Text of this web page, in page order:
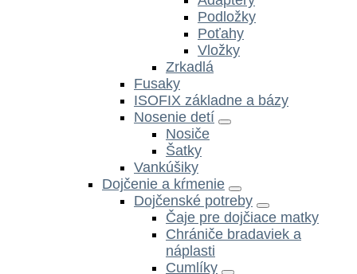
Podložky
Poťahy
Vložky
Zrkadlá
Fusaky
ISOFIX základne a bázy
Nosenie detí
Nosiče
Šatky
Vankúšiky
Dojčenie a kŕmenie
Dojčenské potreby
Čaje pre dojčiace matky
Chrániče bradaviek a
náplasti
Cumlíky